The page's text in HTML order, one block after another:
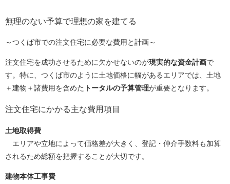
無理のない予算で理想の家を建てる
～つくば市での注文住宅に必要な費用と計画～
注文住宅を成功させるために欠かせないのが現実的な資金計画で
す。特に、つくば市のように土地価格に幅があるエリアでは、土地
＋建物＋諸費用を含めた トータルの予算管理が重要となります。
注文住宅にかかる主な費用項目
土地取得費
エリアや立地によって価格差が大きく、登記・仲介手数料も加算
されるため総額を把握することが大切です。
建物本体工事費